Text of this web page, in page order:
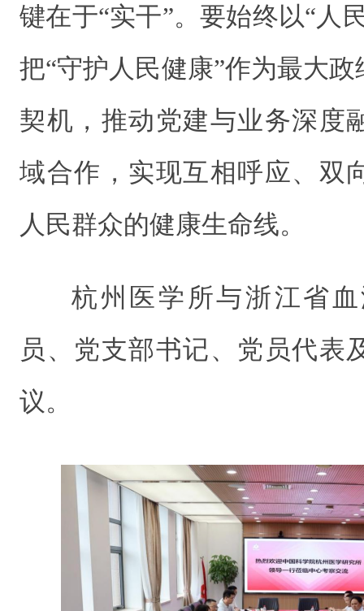
键在于“实干”。要始终以“人
把“守护人民健康”作为最大
契机，推动党建与业务深度
域合作，实现互相呼应、双
人民群众的健康生命线。
杭州医学所与浙江省
员、党支部书记、党员代表
议。